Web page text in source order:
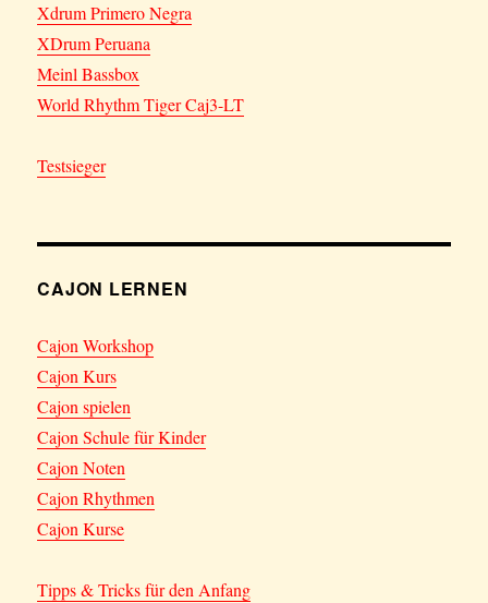
Xdrum Primero Negra
XDrum Peruana
Meinl Bassbox
World Rhythm Tiger Caj3-LT
Testsieger
CAJON LERNEN
Cajon Workshop
Cajon Kurs
Cajon spielen
Cajon Schule für Kinder
Cajon Noten
Cajon Rhythmen
Cajon Kurse
Tipps & Tricks für den Anfang